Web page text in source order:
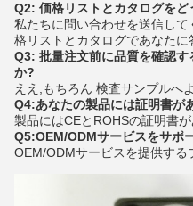
Q2: 価格リストとカタログを
私たちに問い合わせを送信し
格リストとカタログであなたに
Q3: 批量注文前に品質を確認
か?
ええ,もちろん 検査サンプルへ
Q4:あなたの製品には証明書が
製品にはCEとROHSの証明書
Q5:OEM/ODMサービスをサポ
OEM/ODMサービスを提供する